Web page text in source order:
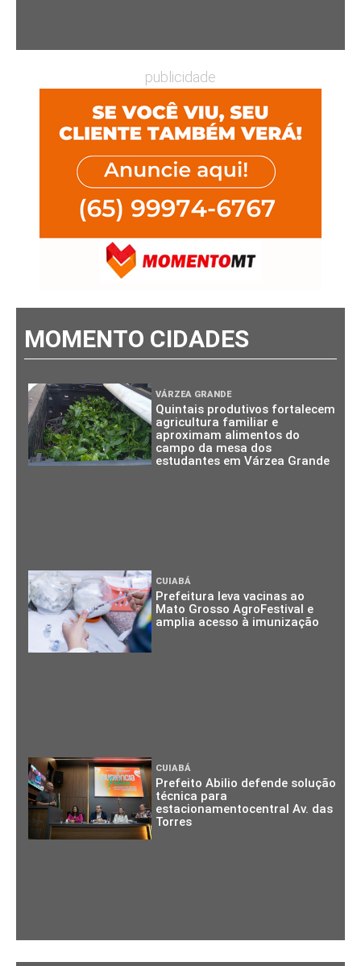
publicidade
MOMENTO CIDADES
VÁRZEA GRANDE
Quintais produtivos fortalecem
agricultura familiar e
aproximam alimentos do
campo da mesa dos
estudantes em Várzea Grande
CUIABÁ
Prefeitura leva vacinas ao
Mato Grosso AgroFestival e
amplia acesso à imunização
CUIABÁ
Prefeito Abilio defende solução
técnica para
estacionamentocentral Av. das
Torres